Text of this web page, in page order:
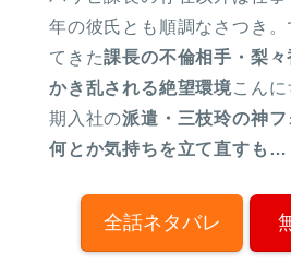
年の彼氏とも順調なさつき
てきた課長の不倫相手・梨
かき乱される絶望環境こん
期入社の派遣・三枝玲の神フ
何とか気持ちを立て直すも…
全話ネタバレ